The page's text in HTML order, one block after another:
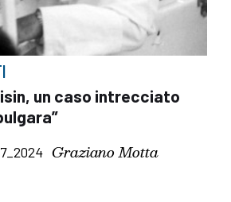
un caso intrecciato
Graziano Motta